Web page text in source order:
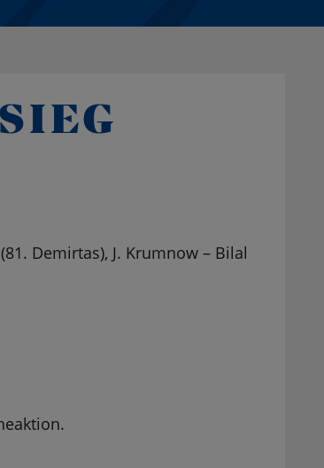
Demirtas), J. Krumnow – Bilal